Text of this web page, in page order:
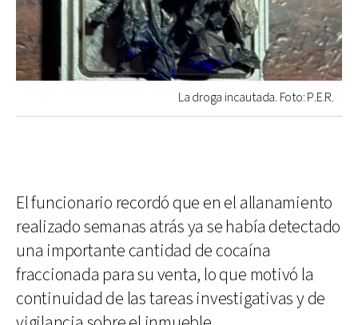
La droga incautada. Foto: P.E.R.
El funcionario recordó que en el allanamiento
realizado semanas atrás ya se había detectado
una importante cantidad de cocaína
fraccionada para su venta, lo que motivó la
continuidad de las tareas investigativas y de